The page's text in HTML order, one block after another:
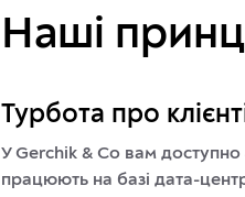
Наші
Турбота про
У Gerchik & Co вам доступно
працюють на базі дата-